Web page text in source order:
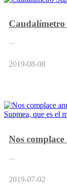
...
2019-08-08
...
2019-07-02